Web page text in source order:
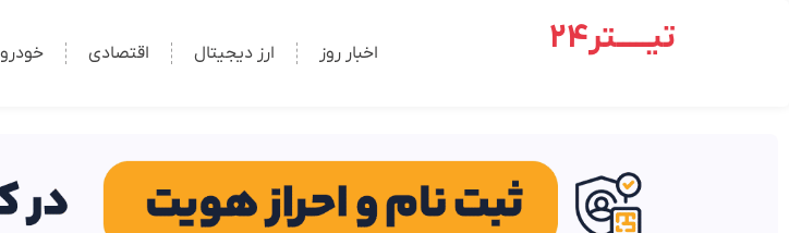
تیـــــتر24 اخبار روز ارز دیجیتال اقتصادی خودرو